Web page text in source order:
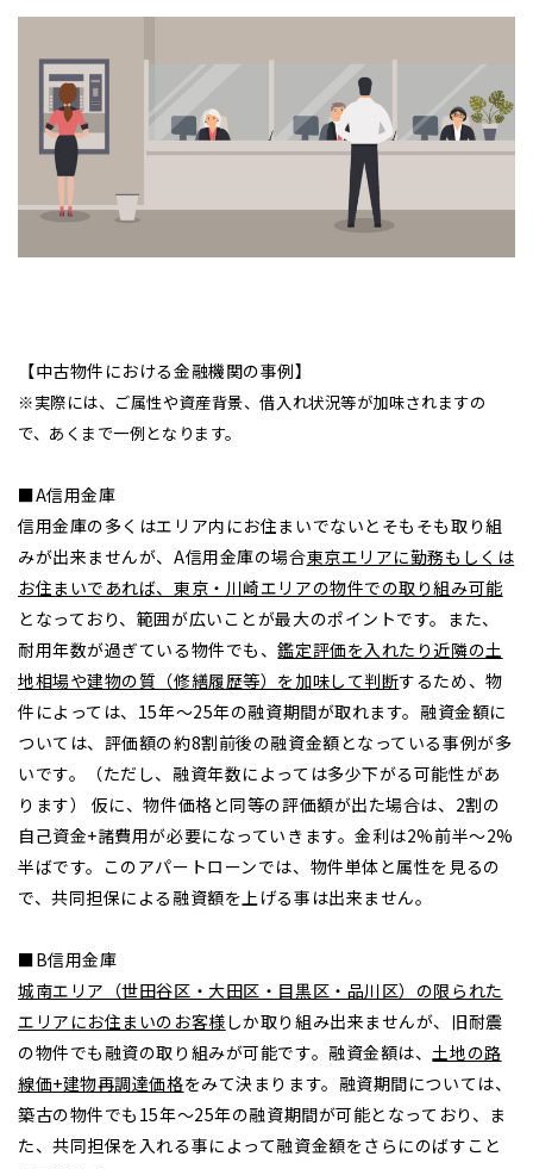
【中古物件における金融機関の事例】
※実際には、ご属性や資産背景、借入れ状況等が加味されますの
で、あくまで一例となります。
■A信用金庫
信用金庫の多くはエリア内にお住まいでないとそもそも取り組
みが出来ませんが、A信用金庫の場合東京エリアに勤務もしくは
お住まいであれば、東京・川崎エリアの物件での取り組み可能
となっており、範囲が広いことが最大のポイントです。また、
耐用年数が過ぎている物件でも、鑑定評価を入れたり近隣の土
地相場や建物の質（修繕履歴等）を加味して判断するため、物
件によっては、15年～25年の融資期間が取れます。融資金額に
ついては、評価額の約8割前後の融資金額となっている事例が多
いです。（ただし、融資年数によっては多少下がる可能性があ
ります） 仮に、物件価格と同等の評価額が出た場合は、2割の
自己資金+諸費用が必要になっていきます。金利は2%前半～2%
半ばです。このアパートローンでは、物件単体と属性を見るの
で、共同担保による融資額を上げる事は出来ません。
■B信用金庫
城南エリア（世田谷区・大田区・目黒区・品川区）の限られた
エリアにお住まいのお客様 しか取り組み出来ませんが、旧耐震
の物件でも融資の取り組みが可能です。融資金額は、 土地の路
線価+建物再調達価格をみて決まります。融資期間については、
築古の物件でも15年～25年の融資期間が可能となっており、ま
た、共同担保を入れる事によって融資金額をさらにのばすこと